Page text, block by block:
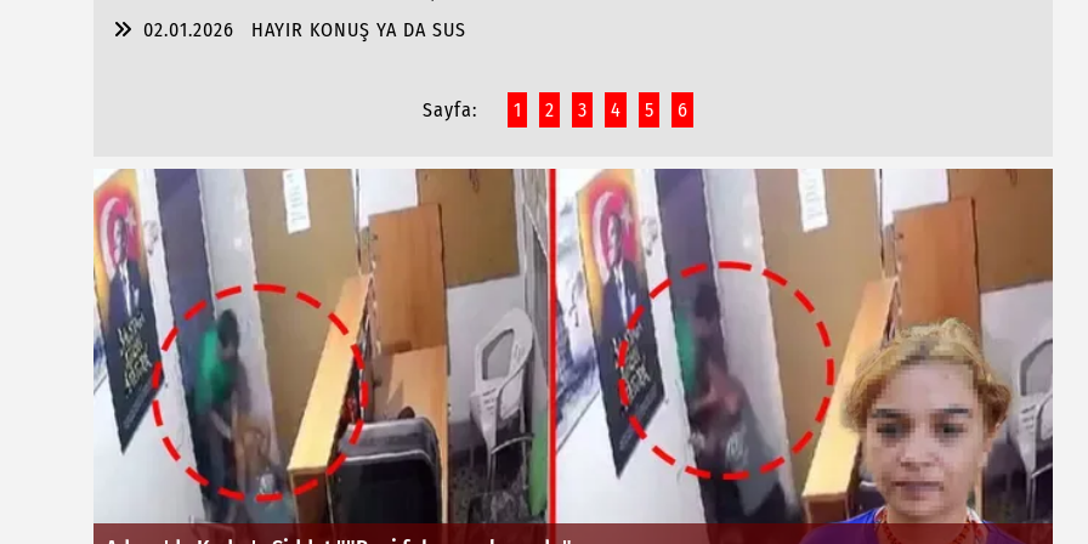
02.01.2026
HAYIR KONUŞ YA DA SUS
Sayfa: 1 2 3 4 5 6